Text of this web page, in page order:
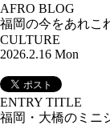
AFRO BLOG
福岡の今をあれこ
CULTURE
2026.2.16 Mon
ENTRY TITLE
福岡・大橋のミニ